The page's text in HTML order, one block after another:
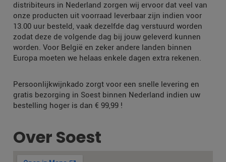
distribiteurs in Nederland zorgen wij ervoor dat veel van
onze producten uit voorraad leverbaar zijn indien voor
13.00 uur besteld, vaak dezelfde dag verstuurd worden
zodat deze de volgende dag bij jouw geleverd kunnen
worden. Voor België en zeker andere landen binnen
Europa moeten we helaas enkele dagen extra rekenen.
Persoonlijkwijnkado zorgt voor een snelle levering en
gratis bezorging in Soest binnen Nederland indien uw
bestelling hoger is dan € 99,99 !
Over Soest